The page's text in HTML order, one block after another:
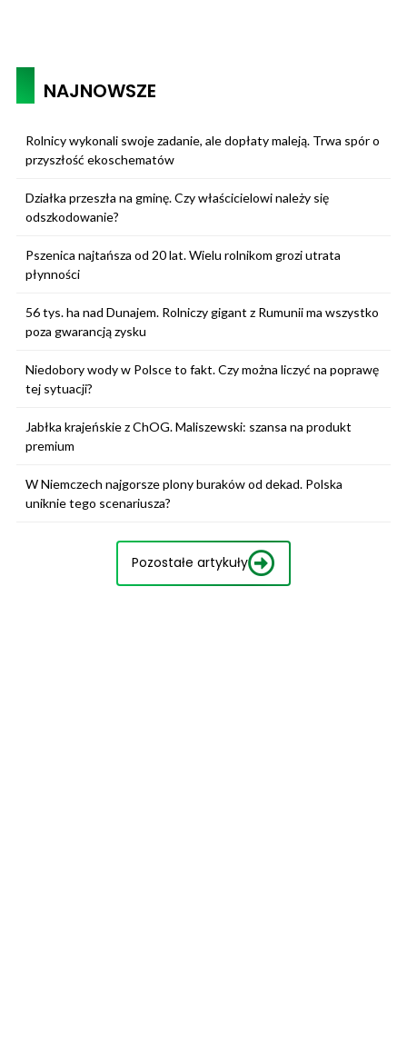
NAJNOWSZE
Rolnicy wykonali swoje zadanie, ale dopłaty maleją. Trwa spór o
przyszłość ekoschematów
Działka przeszła na gminę. Czy właścicielowi należy się
odszkodowanie?
Pszenica najtańsza od 20 lat. Wielu rolnikom grozi utrata
płynności
56 tys. ha nad Dunajem. Rolniczy gigant z Rumunii ma wszystko
poza gwarancją zysku
Niedobory wody w Polsce to fakt. Czy można liczyć na poprawę
tej sytuacji?
Jabłka krajeńskie z ChOG. Maliszewski: szansa na produkt
premium
W Niemczech najgorsze plony buraków od dekad. Polska
uniknie tego scenariusza?
Pozostałe artykuły